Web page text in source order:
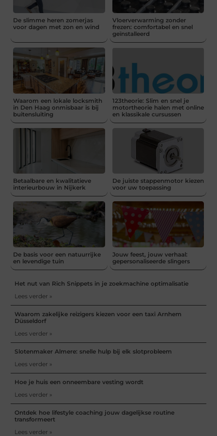
De slimme heren zomerjas
voor dagen met zon en wind
Vloerverwarming zonder
frezen: comfortabel en snel
geïnstalleerd
Waarom een lokale locksmith
in Den Haag onmisbaar is bij
buitensluiting
123theorie: Slim en snel je
motortheorie halen met online
en klassikale cursussen
Betaalbare en kwalitatieve
interieurbouw in Nijkerk
De juiste stappenmotor kiezen
voor uw toepassing
De basis voor een natuurrijke
en levendige tuin
Jouw feest, jouw verhaal:
gepersonaliseerde slingers
Het nut van Rich Snippets in je zoekmachine optimalisatie
Lees verder »
Waarom zakelijke reizigers kiezen voor een taxi Arnhem
Düsseldorf
Lees verder »
Slotenmaker Almere: snelle hulp bij elk slotprobleem
Lees verder »
Hoe je huis een onneembare vesting wordt
Lees verder »
Ontdek hoe lifestyle coaching jouw dagelijkse routine
transformeert
Lees verder »